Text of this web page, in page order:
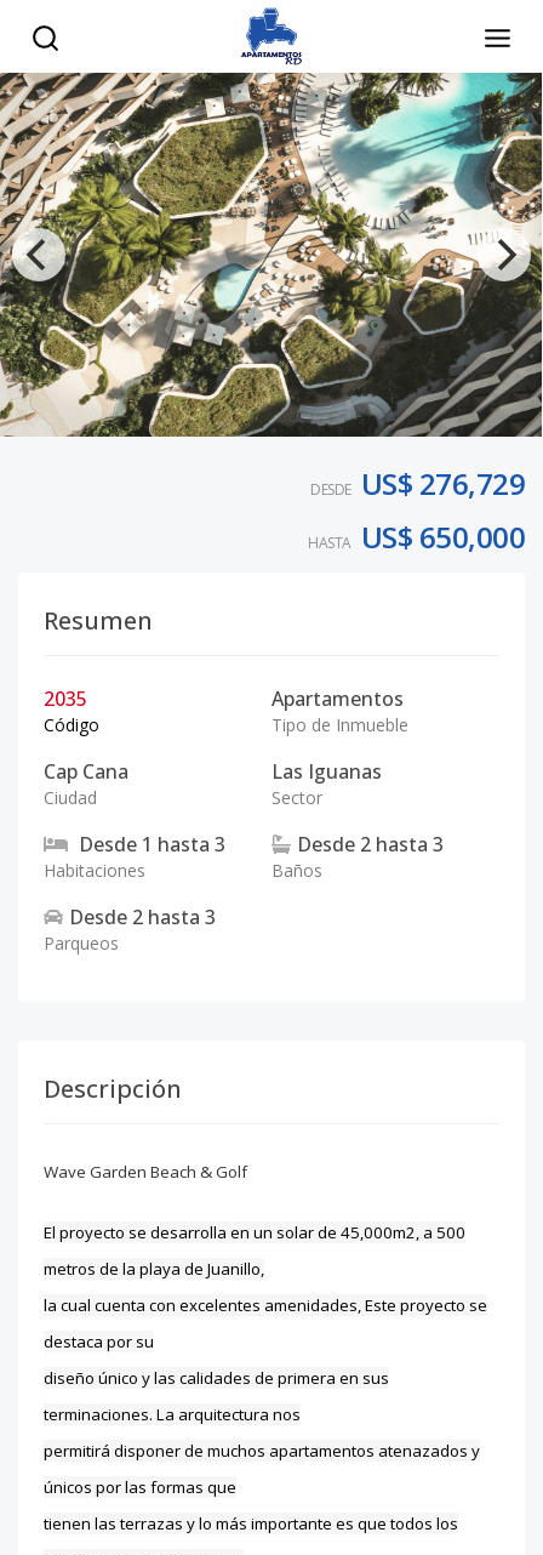
DESDE US$ 276,729
HASTA US$ 650,000
Resumen
2035
Código
Apartamentos
Tipo de Inmueble
Cap Cana
Ciudad
Las Iguanas
Sector
Desde 1 hasta 3
Habitaciones
Desde 2 hasta 3
Baños
Desde 2 hasta 3
Parqueos
Descripción
Wave Garden Beach & Golf
El proyecto se desarrolla en un solar de 45,000m2, a 500
metros de la playa de Juanillo,
la cual cuenta con excelentes amenidades, Este proyecto se
destaca por su
diseño único y las calidades de primera en sus
terminaciones. La arquitectura nos
permitirá disponer de muchos apartamentos atenazados y
únicos por las formas que
tienen las terrazas y lo más importante es que todos los